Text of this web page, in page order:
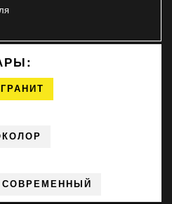
СОВРЕМЕННЫЙ